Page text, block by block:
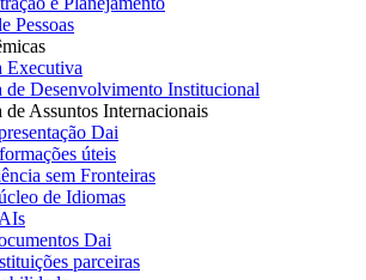
Pessoas
Executiva
de Desenvolvimento Institucional
Assuntos Internacionais
Dai
úteis
sem Fronteiras
de Idiomas
Dai
parceiras